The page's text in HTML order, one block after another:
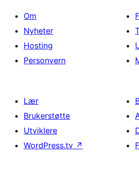
Om
Nyheter
Hosting
Personvern
Lær
Brukerstøtte
Utviklere
WordPress.tv ↗